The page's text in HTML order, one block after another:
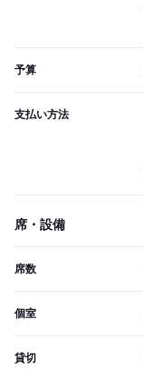
予算
支払い方法
席・設備
席数
個室
貸切